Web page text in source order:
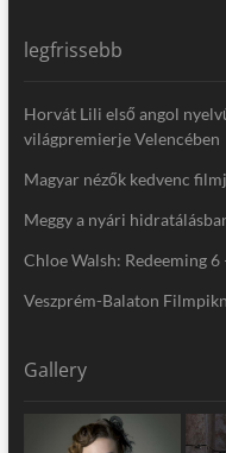
legfrissebb
Horvát Lili első angol
világpremierje Velencében
Magyar nézők kedvenc
Meggy a nyári
Chloe Walsh: Redeeming
Veszprém-Balaton
Gallery